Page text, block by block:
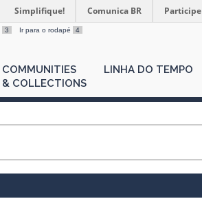
Simplifique! Comunica BR Participe
3 Ir para o rodapé 4
COMMUNITIES
& COLLECTIONS
LINHA DO TEMPO